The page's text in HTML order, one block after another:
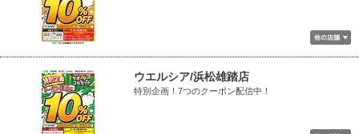
ウエルシア/浜松雄踏店
特別企画！7つのクーポン配信中！